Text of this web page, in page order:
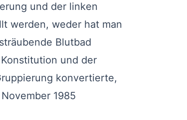
und der linken
werden, weder hat man
Blutbad
und der
konvertierte,
1985